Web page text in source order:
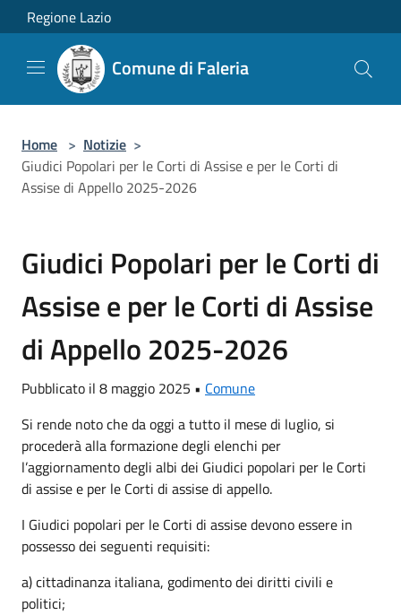
Salta al contenuto principale
Regione Lazio
Comune di Faleria
Home > Notizie >
Giudici Popolari per le Corti di Assise e per le Corti di
Assise di Appello 2025-2026
Giudici Popolari per le Corti di
Assise e per le Corti di Assise
di Appello 2025-2026
Pubblicato il 8 maggio 2025 • Comune
Si rende noto che da oggi a tutto il mese di luglio, si
procederà alla formazione degli elenchi per
l’aggiornamento degli albi dei Giudici popolari per le Corti
di assise e per le Corti di assise di appello.
I Giudici popolari per le Corti di assise devono essere in
possesso dei seguenti requisiti:
a) cittadinanza italiana, godimento dei diritti civili e
politici;